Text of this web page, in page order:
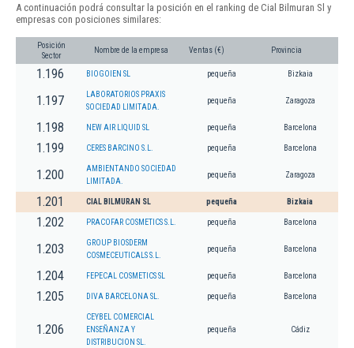
A continuación podrá consultar la posición en el ranking de Cial Bilmuran Sl y
empresas con posiciones similares:
Posición
Sector
Nombre de la empresa Ventas (€) Provincia
1.196 BIOGOIEN SL pequeña Bizkaia
1.197
LABORATORIOS PRAXIS
SOCIEDAD LIMITADA.
pequeña Zaragoza
1.198 NEW AIR LIQUID SL pequeña Barcelona
1.199 CERES BARCINO S.L. pequeña Barcelona
1.200
AMBIENTANDO SOCIEDAD
LIMITADA.
pequeña Zaragoza
1.201 CIAL BILMURAN SL pequeña Bizkaia
1.202 PRACOFAR COSMETICS S.L. pequeña Barcelona
1.203
GROUP BIOSDERM
COSMECEUTICALS S.L.
pequeña Barcelona
1.204 FEPECAL COSMETICS SL pequeña Barcelona
1.205 DIVA BARCELONA SL. pequeña Barcelona
1.206
CEYBEL COMERCIAL
ENSEÑANZA Y
DISTRIBUCION SL.
pequeña Cádiz